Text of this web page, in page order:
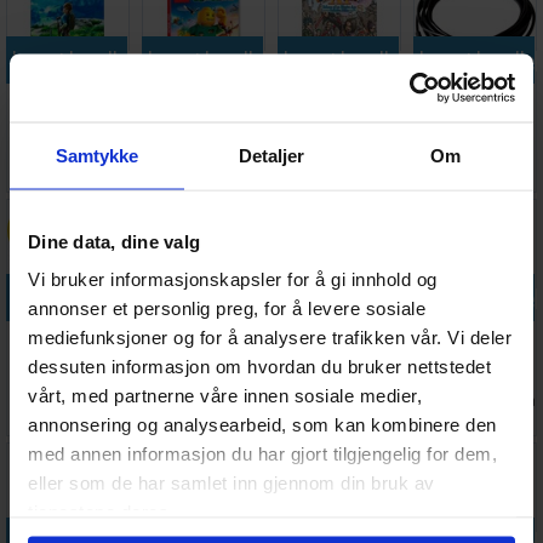
Samtykke Detaljer Om
Dine data, dine valg
Vi bruker informasjonskapsler for å gi innhold og
annonser et personlig preg, for å levere sosiale
mediefunksjoner og for å analysere trafikken vår. Vi deler
dessuten informasjon om hvordan du bruker nettstedet
vårt, med partnerne våre innen sosiale medier,
annonsering og analysearbeid, som kan kombinere den
med annen informasjon du har gjort tilgjengelig for dem,
eller som de har samlet inn gjennom din bruk av
Legg i handlekurven
Switch
Antall på
Legg i handlekurven
Antall på
Legg i handlekurven
Ed Switch
475,-
Legg i
Nintendo
Ladekabel - 3
Legg i handlekurven
30%
Nintendo
Switch Joy-
Con Controller
159,-
111,- Antall på
lager:2
Legg i handlekurven
Ring Fit
Adventure
Switch
749,- Antall på
lager:
Legg i handlekurven
Nintendo
Switch Joy-
Con Kontroll
Blå/Rød
799,- Antall på
lager:
Legg i
Donkey Kong
Tropical
Freeze Switch
599,- Antall på